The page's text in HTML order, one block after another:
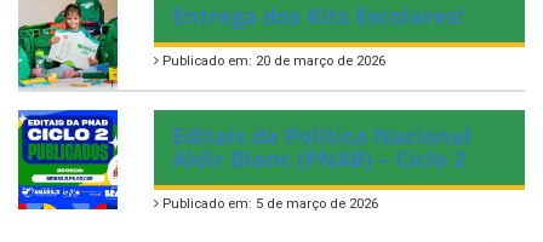
Entrega dos Kits Escolares!
Publicado em: 20 de março de 2026
Editais da Política Nacional
Aldir Blanc (PNAB) – Ciclo 2
Publicado em: 5 de março de 2026